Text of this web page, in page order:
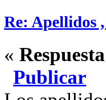
Re: Apellidos
«
Publicar